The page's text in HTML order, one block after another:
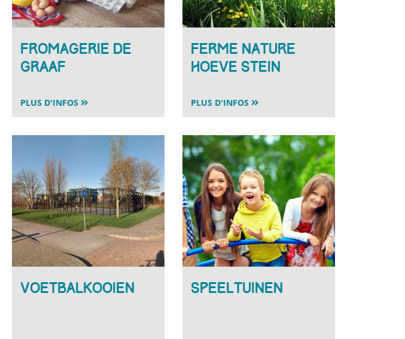
Fromagerie De
Graaf
PLUS D'INFOS
Ferme nature
Hoeve Stein
PLUS D'INFOS
Voetbalkooien Speeltuinen